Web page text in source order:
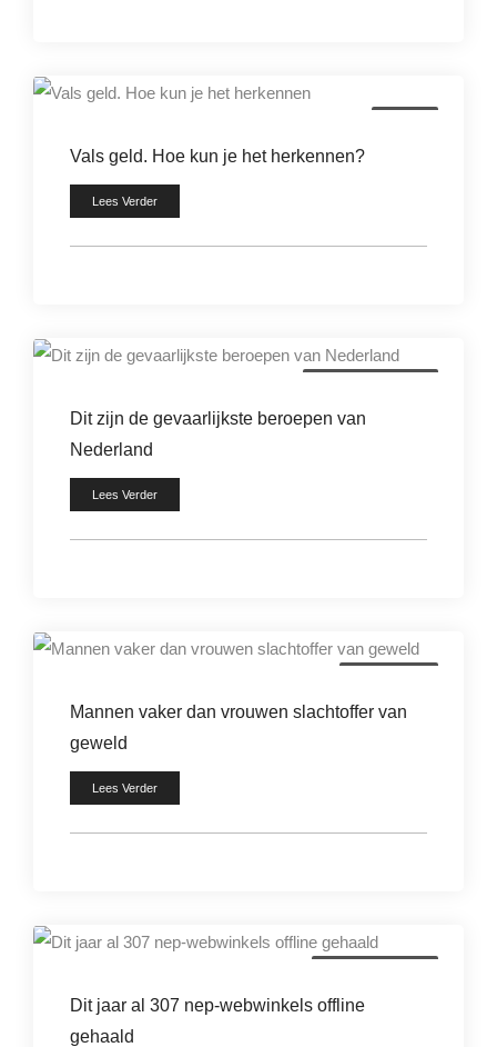
Vals geld. Hoe kun je het herkennen?
Lees Verder
Dit zijn de gevaarlijkste beroepen van
Nederland
Lees Verder
Mannen vaker dan vrouwen slachtoffer van
geweld
Lees Verder
Dit jaar al 307 nep-webwinkels offline
gehaald